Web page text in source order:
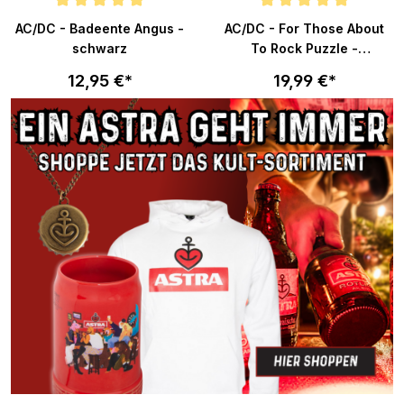
AC/DC - Badeente Angus -
schwarz
12,95 €*
AC/DC - For Those About
To Rock Puzzle -
19,99 €*